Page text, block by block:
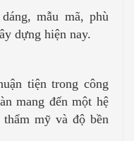
mẫu mã, phù
dựng hiện nay.
tiện trong công
mang đến một hệ
mỹ và độ bền